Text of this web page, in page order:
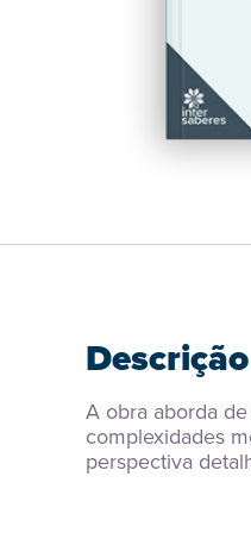
Descrição
A obra aborda
complexidades
perspectiva